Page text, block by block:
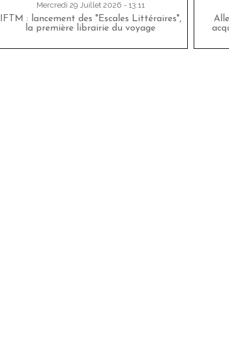
Mercredi 29 Juillet 2026 - 13:11
IFTM : lancement des "Escales Littéraires",
la première librairie du voyage